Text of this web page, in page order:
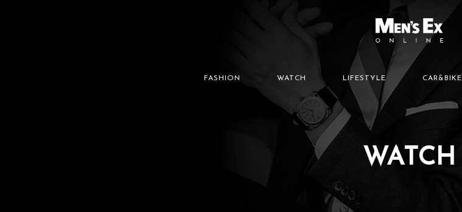
FASHION WATCH LIFESTYLE CAR&BIKE
WATCH